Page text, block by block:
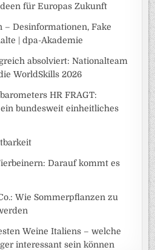
für Europas Zukunft
– Desinformationen, Fake
| dpa-Akademie
absolviert: Nationalteam
WorldSkills 2026
HR FRAGT:
bundesweit einheitliches
Darauf kommt es
Wie Sommerpflanzen zu
Weine Italiens – welche
interessant sein können